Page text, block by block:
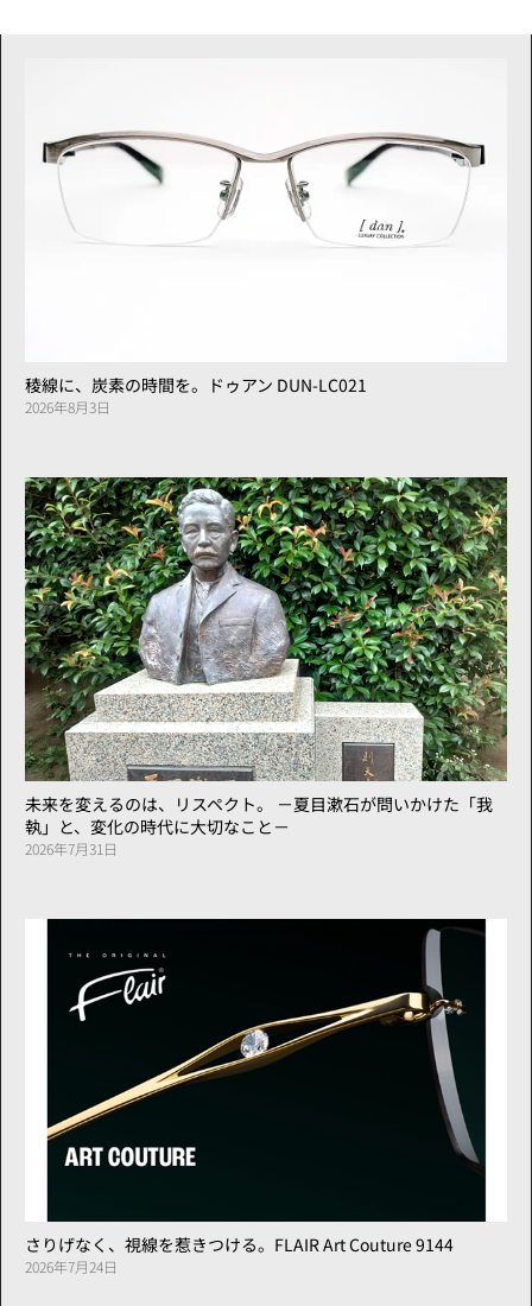
稜線に、炭素の時間を。ドゥアン DUN-LC021
2026年8月3日
未来を変えるのは、リスペクト。 －夏目漱石が問いかけた「我
執」と、変化の時代に大切なこと－
2026年7月31日
さりげなく、視線を惹きつける。FLAIR Art Couture 9144
2026年7月24日